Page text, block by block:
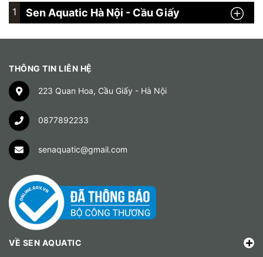
1 Sen Aquatic Hà Nội - Cầu Giấy
THÔNG TIN LIÊN HỆ
223 Quan Hoa, Cầu Giấy - Hà Nội
0877892233
senaquatic@gmail.com
VỀ SEN AQUATIC